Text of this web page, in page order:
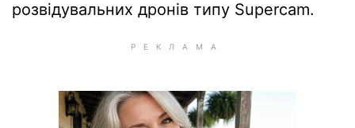
розвідувальних дронів типу Supercam.